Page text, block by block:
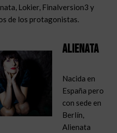
Lokier, Finalversion3 y
de los protagonistas.
Alienata
Nacida en
España pero
con sede en
Berlín,
Alienata